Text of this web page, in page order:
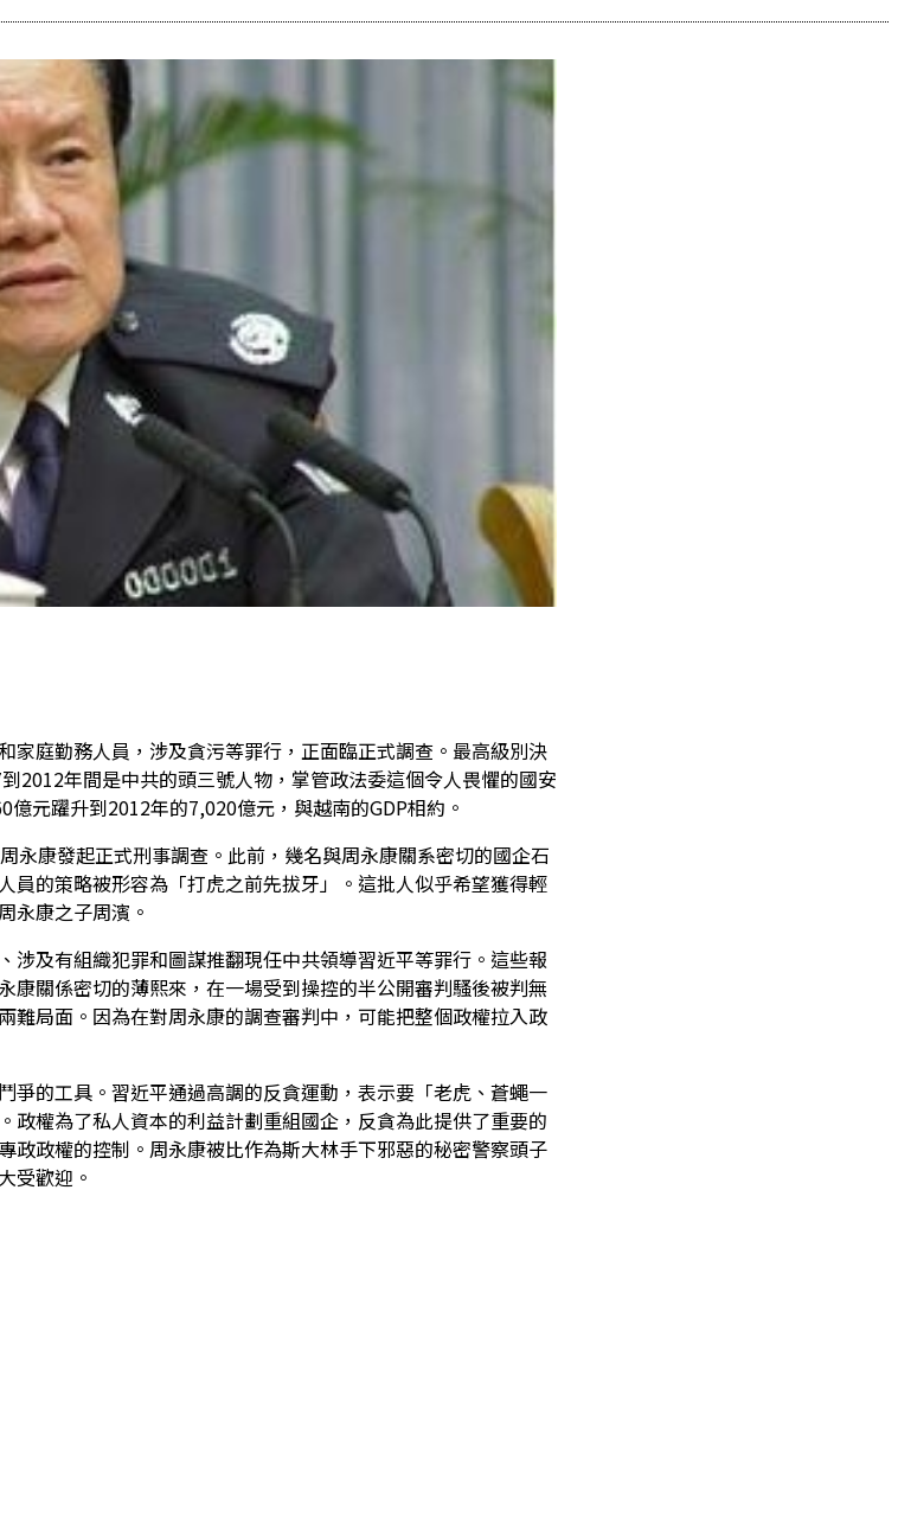
家庭勤務人員，涉及貪污等罪行，正面臨正式調查。最高級別決
2012年間是中共的頭三號人物，掌管政法委這個令人畏懼的國安
元躍升到2012年的7,020億元，與越南的GDP相約。
永康發起正式刑事調查。此前，幾名與周永康關系密切的國企石
的策略被形容為「打虎之前先拔牙」。這批人似乎希望獲得輕
永康之子周濱。
及有組織犯罪和圖謀推翻現任中共領導習近平等罪行。這些報
關係密切的薄熙來，在一場受到操控的半公開審判騷後被判無
局面。因為在對周永康的調查審判中，可能把整個政權拉入政
的工具。習近平通過高調的反貪運動，表示要「老虎、蒼蠅一
權為了私人資本的利益計劃重組國企，反貪為此提供了重要的
政權的控制。周永康被比作為斯大林手下邪惡的秘密警察頭子
受歡迎。